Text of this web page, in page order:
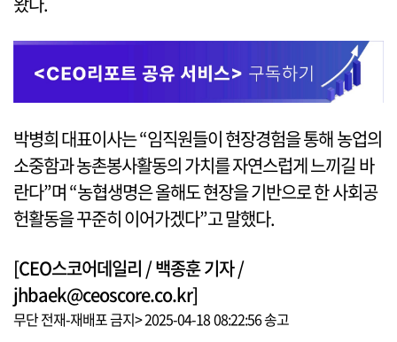
박병희 대표이사는 “임직원들이 현장경험을 통해 농업의
소중함과 농촌봉사활동의 가치를 자연스럽게 느끼길 바
란다”며 “농협생명은 올해도 현장을 기반으로 한 사회공
헌활동을 꾸준히 이어가겠다”고 말했다.
[CEO스코어데일리 / 백종훈 기자 /
jhbaek@ceoscore.co.kr]
무단 전재-재배포 금지> 2025-04-18 08:22:56 송고